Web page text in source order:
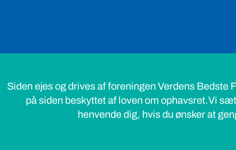
Siden ejes og drives af foreningen Verdens Bedste
på siden beskyttet af loven om ophavsret.Vi
henvende dig, hvis du ønsker at